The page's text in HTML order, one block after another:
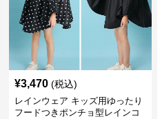
¥3,470 (税込)
レインウェア キッズ用ゆったり
フードつきポンチョ型レインコ